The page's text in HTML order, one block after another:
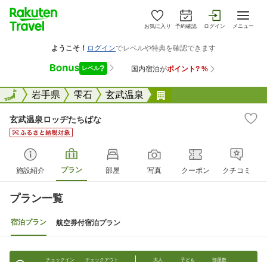
お気に入り 予約確認 ログイン メニュー
全国岩手県 雫石 玄武温泉
全国
玄武温泉ロッヂたちばな
施設紹介 プラン 部屋 写真 クーポン クチコミ
プラン一覧
宿泊プラン 航空券付宿泊プラン
チェックイン チェックアウト 大人 子ども 部屋数